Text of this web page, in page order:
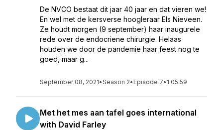
De NVCO bestaat dit jaar 40 jaar en dat vieren we!
En wel met de kersverse hoogleraar Els Nieveen.
Ze houdt morgen (9 september) haar inaugurele
rede over de endocriene chirurgie. Helaas
houden we door de pandemie haar feest nog te
goed, maar g...
September 08, 2021•Season 2• Episode 7• 1:05:59
Met het mes aan tafel goes international
with David Farley